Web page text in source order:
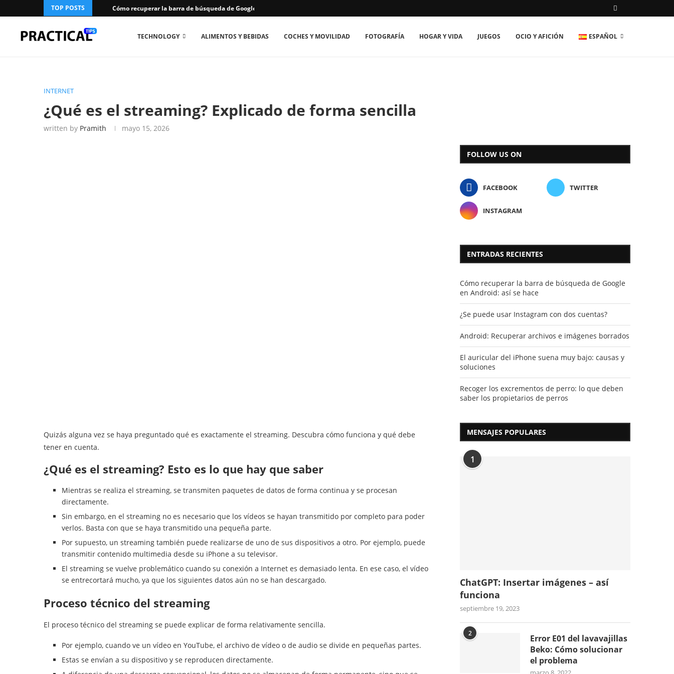
TOP POSTS Cómo recuperar la barra de búsqueda de Google...
TECHNOLOGY ALIMENTOS Y BEBIDAS COCHES Y MOVILIDAD FOTOGRAFÍA HOGAR Y VIDA JUEGOS OCIO Y AFICIÓN ESPAÑOL
INTERNET
¿Qué es el streaming? Explicado de forma sencilla
written by Pramith mayo 15, 2026
Quizás alguna vez se haya preguntado qué es exactamente el streaming. Descubra cómo funciona y qué debe
tener en cuenta.
¿Qué es el streaming? Esto es lo que hay que saber
Mientras se realiza el streaming, se transmiten paquetes de datos de forma continua y se procesan
directamente.
Sin embargo, en el streaming no es necesario que los vídeos se hayan transmitido por completo para poder
verlos. Basta con que se haya transmitido una pequeña parte.
Por supuesto, un streaming también puede realizarse de uno de sus dispositivos a otro. Por ejemplo, puede
transmitir contenido multimedia desde su iPhone a su televisor.
El streaming se vuelve problemático cuando su conexión a Internet es demasiado lenta. En ese caso, el vídeo
se entrecortará mucho, ya que los siguientes datos aún no se han descargado.
Proceso técnico del streaming
El proceso técnico del streaming se puede explicar de forma relativamente sencilla.
Por ejemplo, cuando ve un vídeo en YouTube, el archivo de vídeo o de audio se divide en pequeñas partes.
Estas se envían a su dispositivo y se reproducen directamente.
FOLLOW US ON
FACEBOOK TWITTER
INSTAGRAM
ENTRADAS RECIENTES
Cómo recuperar la barra de búsqueda de Google
en Android: así se hace
¿Se puede usar Instagram con dos cuentas?
Android: Recuperar archivos e imágenes borrados
El auricular del iPhone suena muy bajo: causas y
soluciones
Recoger los excrementos de perro: lo que deben
saber los propietarios de perros
MENSAJES POPULARES
1
ChatGPT: Insertar imágenes – así
funciona
septiembre 19, 2023
2
Error E01 del lavavajillas
Beko: Cómo solucionar
el problema